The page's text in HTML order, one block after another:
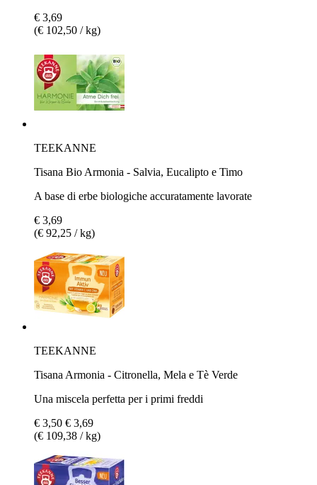
€ 3,69
(€ 102,50 / kg)
TEEKANNE
Tisana Bio Armonia - Salvia, Eucalipto e Timo
A base di erbe biologiche accuratamente lavorate
€ 3,69
(€ 92,25 / kg)
TEEKANNE
Tisana Armonia - Citronella, Mela e Tè Verde
Una miscela perfetta per i primi freddi
€ 3,50 € 3,69
(€ 109,38 / kg)